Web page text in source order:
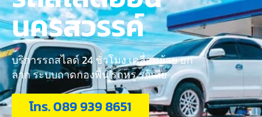
นครสวรรค์
บริการรถสไลด์ 24 ชั่วโมง เคลื่อนย้าย ยก
ลาก ระบบถาดกองพื้น รถหรู รถเสีย
โทร. 089 939 8651